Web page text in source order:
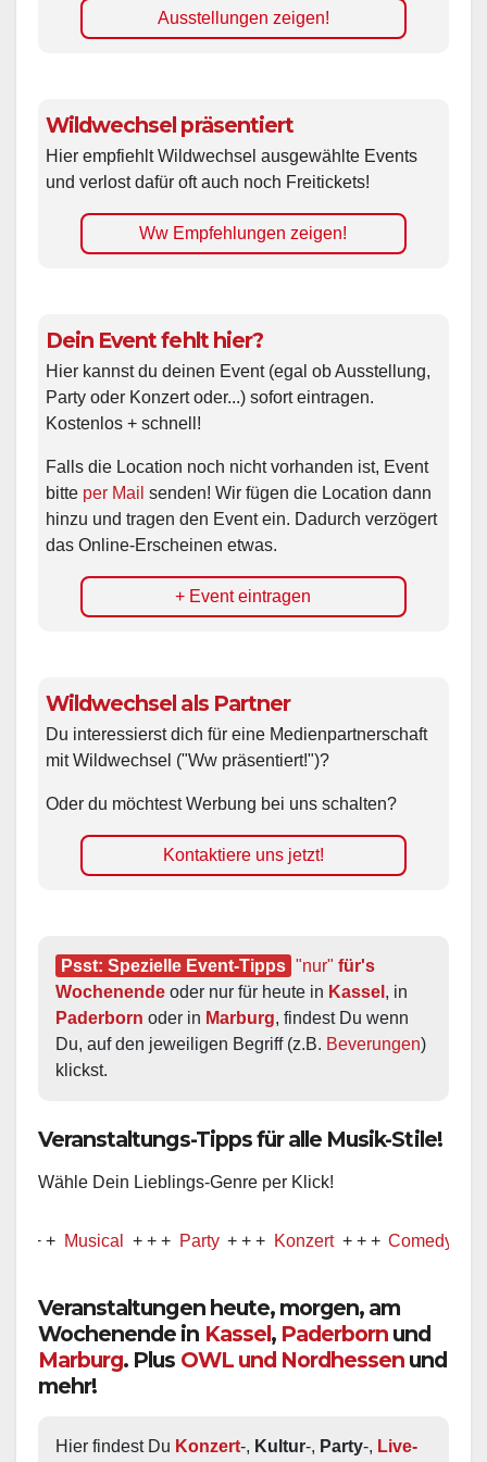
Ausstellungen zeigen!
Wildwechsel präsentiert
Hier empfiehlt Wildwechsel ausgewählte Events
und verlost dafür oft auch noch Freitickets!
Ww Empfehlungen zeigen!
Dein Event fehlt hier?
Hier kannst du deinen Event (egal ob Ausstellung,
Party oder Konzert oder...) sofort eintragen.
Kostenlos + schnell!
Falls die Location noch nicht vorhanden ist, Event
bitte per Mail senden! Wir fügen die Location dann
hinzu und tragen den Event ein. Dadurch verzögert
das Online-Erscheinen etwas.
+ Event eintragen
Wildwechsel als Partner
Du interessierst dich für eine Medienpartnerschaft
mit Wildwechsel ("Ww präsentiert!")?
Oder du möchtest Werbung bei uns schalten?
Kontaktiere uns jetzt!
Psst: Spezielle Event-Tipps "nur" für's
Wochenende oder nur für heute in Kassel
Paderborn oder in Marburg, findest Du wenn
Du, auf den jeweiligen Begriff (z.B. Beverungen)
klickst.
Veranstaltungs-Tipps für alle Musik-Stile!
Wähle Dein Lieblings-Genre per Klick!
Musical + + + Party + + + Konzert + + + Comedy + + +
Veranstaltungen heute, morgen, am
Wochenende in Kassel, Paderborn und
Marburg. Plus OWL und Nordhessen und
mehr!
Hier findest Du Konzert-, Kultur-, Party-, Live-